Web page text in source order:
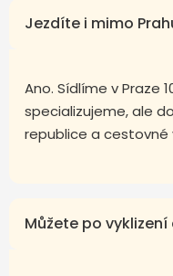
Jezdíte i mimo
Ano. Sídlíme v Praze
specializujeme, ale
republice a
Můžete po